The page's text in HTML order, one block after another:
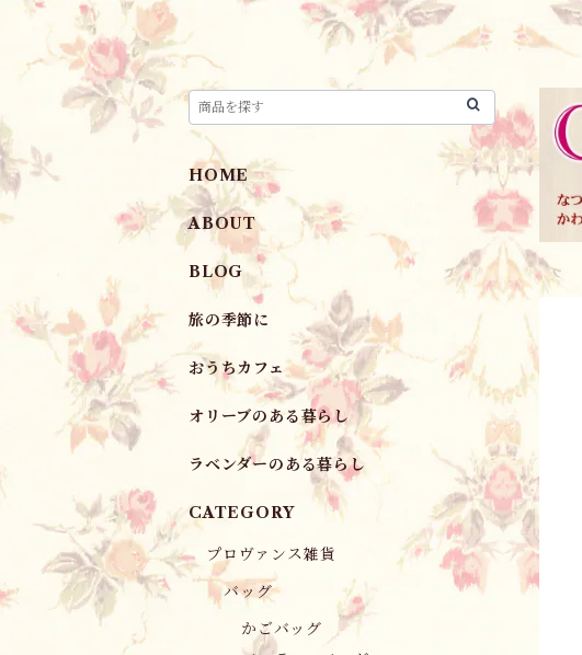
HOME
ABOUT
BLOG
旅の季節に
おうちカフェ
オリーブのある暮らし
ラベンダーのある暮らし
CATEGORY
プロヴァンス雑貨
バッグ
かごバッグ